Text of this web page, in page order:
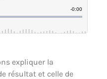
expliquer la
résultat et celle de